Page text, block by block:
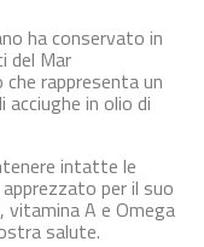
ha conservato in
del Mar
rappresenta un
acciughe in olio di
intatte le
per il suo
A e Omega
salute.